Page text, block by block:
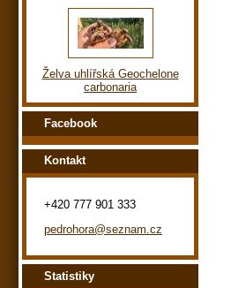
Želva uhlířská Geochelone
carbonaria
Facebook
Kontakt
+420 777 901 333
pedrohora@seznam.cz
Statistiky